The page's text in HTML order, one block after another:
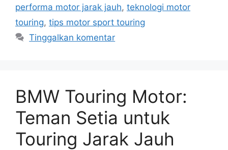
performa motor jarak jauh, teknologi motor
touring, tips motor sport touring
Tinggalkan komentar
BMW Touring Motor:
Teman Setia untuk
Touring Jarak Jauh